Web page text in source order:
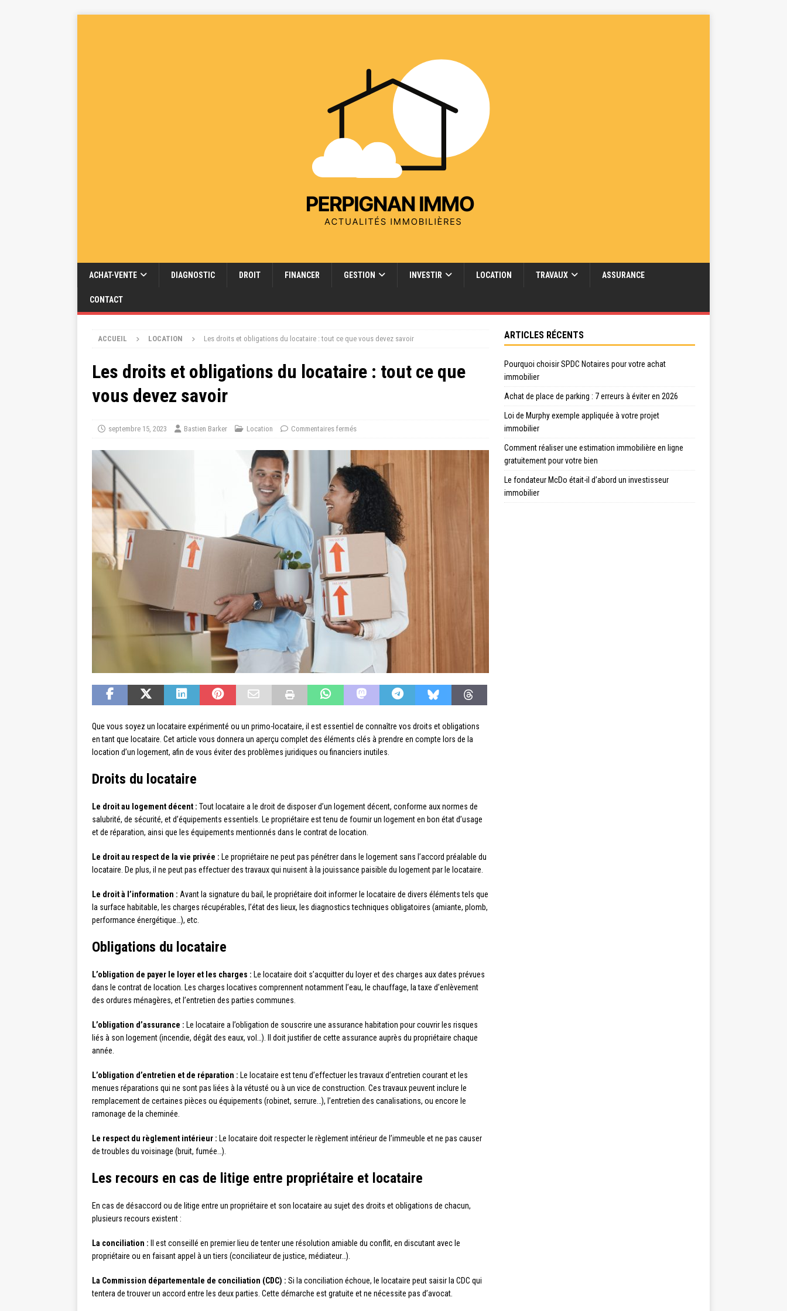
ACHAT-VENTE DIAGNOSTIC DROIT FINANCER GESTION INVESTIR LOCATION TRAVAUX ASSURANCE
CONTACT
ACCUEIL LOCATION Les droits et obligations du locataire : tout ce que vous devez savoir
Les droits et obligations du locataire : tout ce que
vous devez savoir
septembre 15, 2023 Bastien Barker Location Commentaires fermés
Que vous soyez un locataire expérimenté ou un primo-locataire, il est essentiel de connaître vos droits et obligations
en tant que locataire. Cet article vous donnera un aperçu complet des éléments clés à prendre en compte lors de la
location d’un logement, afin de vous éviter des problèmes juridiques ou financiers inutiles.
Droits du locataire
Le droit au logement décent : Tout locataire a le droit de disposer d’un logement décent, conforme aux normes de
salubrité, de sécurité, et d’équipements essentiels. Le propriétaire est tenu de fournir un logement en bon état d’usage
et de réparation, ainsi que les équipements mentionnés dans le contrat de location.
Le droit au respect de la vie privée : Le propriétaire ne peut pas pénétrer dans le logement sans l’accord préalable du
locataire. De plus, il ne peut pas effectuer des travaux qui nuisent à la jouissance paisible du logement par le locataire.
Le droit à l’information : Avant la signature du bail, le propriétaire doit informer le locataire de divers éléments tels que
la surface habitable, les charges récupérables, l’état des lieux, les diagnostics techniques obligatoires (amiante, plomb,
performance énergétique…), etc.
Obligations du locataire
L’obligation de payer le loyer et les charges : Le locataire doit s’acquitter du loyer et des charges aux dates prévues
dans le contrat de location. Les charges locatives comprennent notamment l’eau, le chauffage, la taxe d’enlèvement
des ordures ménagères, et l’entretien des parties communes.
L’obligation d’assurance : Le locataire a l’obligation de souscrire une assurance habitation pour couvrir les risques
liés à son logement (incendie, dégât des eaux, vol…). Il doit justifier de cette assurance auprès du propriétaire chaque
année.
L’obligation d’entretien et de réparation : Le locataire est tenu d’effectuer les travaux d’entretien courant et les
menues réparations qui ne sont pas liées à la vétusté ou à un vice de construction. Ces travaux peuvent inclure le
remplacement de certaines pièces ou équipements (robinet, serrure…), l’entretien des canalisations, ou encore le
ramonage de la cheminée.
Le respect du règlement intérieur : Le locataire doit respecter le règlement intérieur de l’immeuble et ne pas causer
de troubles du voisinage (bruit, fumée…).
Les recours en cas de litige entre propriétaire et locataire
En cas de désaccord ou de litige entre un propriétaire et son locataire au sujet des droits et obligations de chacun,
plusieurs recours existent :
La conciliation : Il est conseillé en premier lieu de tenter une résolution amiable du conflit, en discutant avec le
propriétaire ou en faisant appel à un tiers (conciliateur de justice, médiateur…).
La Commission départementale de conciliation (CDC) : Si la conciliation échoue, le locataire peut saisir la CDC qui
tentera de trouver un accord entre les deux parties. Cette démarche est gratuite et ne nécessite pas d’avocat.
ARTICLES RÉCENTS
Pourquoi choisir SPDC Notaires pour votre achat
immobilier
Achat de place de parking : 7 erreurs à éviter en 2026
Loi de Murphy exemple appliquée à votre projet
immobilier
Comment réaliser une estimation immobilière en ligne
gratuitement pour votre bien
Le fondateur McDo était-il d’abord un investisseur
immobilier